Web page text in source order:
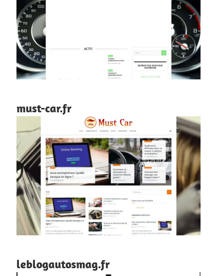
must-car.fr
leblogautosmag.fr